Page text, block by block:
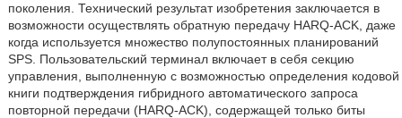
поколения. Технический результат изобретения заключается в
возможности осуществлять обратную передачу HARQ-ACK, даже
когда используется множество полупостоянных планирований
SPS. Пользовательский терминал включает в себя секцию
управления, выполненную с возможностью определения кодовой
книги подтверждения гибридного автоматического запроса
повторной передачи (HARQ-ACK), содержащей только биты